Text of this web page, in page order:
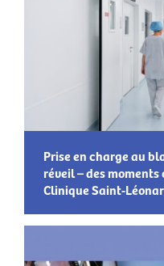
Prise en charge au
réveil – des
Clinique Saint-